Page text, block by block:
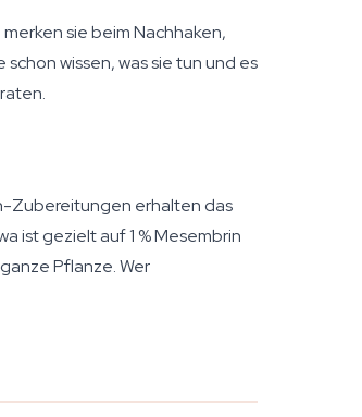
sie beim Nachhaken,
wissen, was sie tun und es
Zubereitungen erhalten das
ist gezielt auf 1 % Mesembrin
Pflanze. Wer